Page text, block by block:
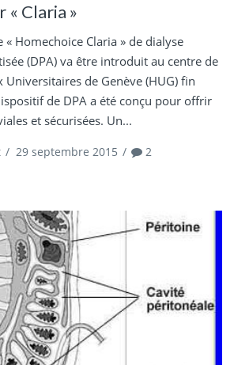
« Claria »
« Homechoice Claria » de dialyse
(DPA) va être introduit au centre de
de Genève (HUG) fin
de DPA a été conçu pour offrir
et sécurisées. Un...
/ 29 septembre 2015 / 2